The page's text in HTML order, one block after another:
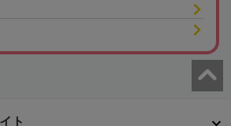
ト